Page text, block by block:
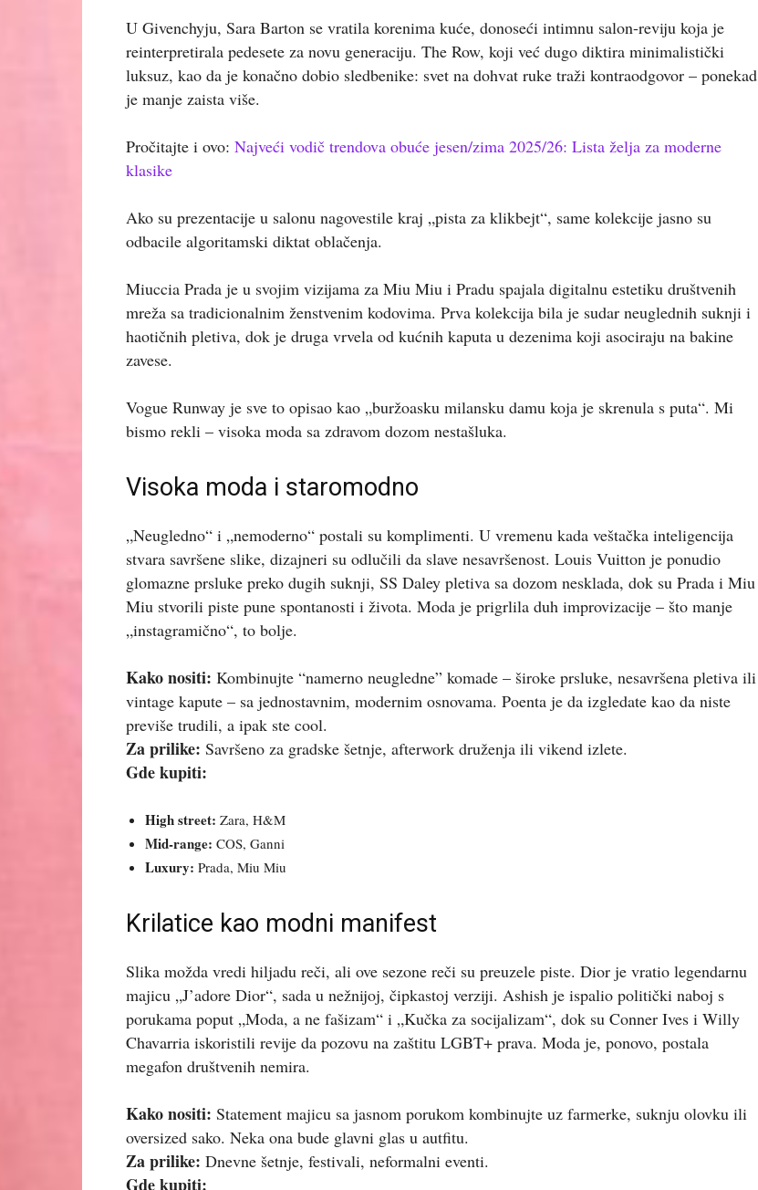
U Givenchyju, Sara Barton se vratila korenima kuće, donoseći intimnu salon-reviju koja je
reinterpretirala pedesete za novu generaciju. The Row, koji već dugo diktira minimalistički
luksuz, kao da je konačno dobio sledbenike: svet na dohvat ruke traži kontraodgovor – ponekad
je manje zaista više.
Pročitajte i ovo: Najveći vodič trendova obuće jesen/zima 2025/26: Lista želja za moderne
klasike
Ako su prezentacije u salonu nagovestile kraj „pista za klikbejt“, same kolekcije jasno su
odbacile algoritamski diktat oblačenja.
Miuccia Prada je u svojim vizijama za Miu Miu i Pradu spajala digitalnu estetiku društvenih
mreža sa tradicionalnim ženstvenim kodovima. Prva kolekcija bila je sudar neuglednih suknji i
haotičnih pletiva, dok je druga vrvela od kućnih kaputa u dezenima koji asociraju na bakine
zavese.
Vogue Runway je sve to opisao kao „buržoasku milansku damu koja je skrenula s puta“. Mi
bismo rekli – visoka moda sa zdravom dozom nestašluka.
Visoka moda i staromodno
„Neugledno“ i „nemoderno“ postali su komplimenti. U vremenu kada veštačka inteligencija
stvara savršene slike, dizajneri su odlučili da slave nesavršenost. Louis Vuitton je ponudio
glomazne prsluke preko dugih suknji, SS Daley pletiva sa dozom nesklada, dok su Prada i Miu
Miu stvorili piste pune spontanosti i života. Moda je prigrlila duh improvizacije – što manje
„instagramično“, to bolje.
Kako nositi: Kombinujte “namerno neugledne” komade – široke prsluke, nesavršena pletiva ili
vintage kapute – sa jednostavnim, modernim osnovama. Poenta je da izgledate kao da niste
previše trudili, a ipak ste cool.
Za prilike: Savršeno za gradske šetnje, afterwork druženja ili vikend izlete.
Gde kupiti:
High street: Zara, H&M
Mid-range: COS, Ganni
Luxury: Prada, Miu Miu
Krilatice kao modni manifest
Slika možda vredi hiljadu reči, ali ove sezone reči su preuzele piste. Dior je vratio legendarnu
majicu „J’adore Dior“, sada u nežnijoj, čipkastoj verziji. Ashish je ispalio politički naboj s
porukama poput „Moda, a ne fašizam“ i „Kučka za socijalizam“, dok su Conner Ives i Willy
Chavarria iskoristili revije da pozovu na zaštitu LGBT+ prava. Moda je, ponovo, postala
megafon društvenih nemira.
Kako nositi: Statement majicu sa jasnom porukom kombinujte uz farmerke, suknju olovku ili
oversized sako. Neka ona bude glavni glas u autfitu.
Za prilike: Dnevne šetnje, festivali, neformalni eventi.
Gde kupiti: